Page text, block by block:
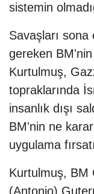
sistemin
Savaşları sona
gereken
Kurtulmuş,
topraklarında
insanlık dışı
BM'nin ne
uygulama
Kurtulmuş, BM
(Antonio)